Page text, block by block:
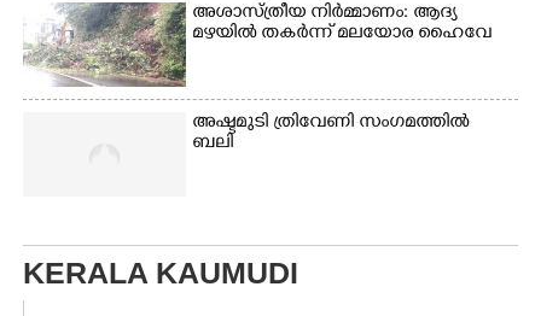
അശാസ്ത്രീയ നിർമ്മാണം: ആദ്യ
മഴയിൽ തകർന്ന് മലയോര ഹൈവേ
അഷ്ടമുടി ത്രിവേണി സംഗമത്തിൽ
ബലി
KERALA KAUMUDI